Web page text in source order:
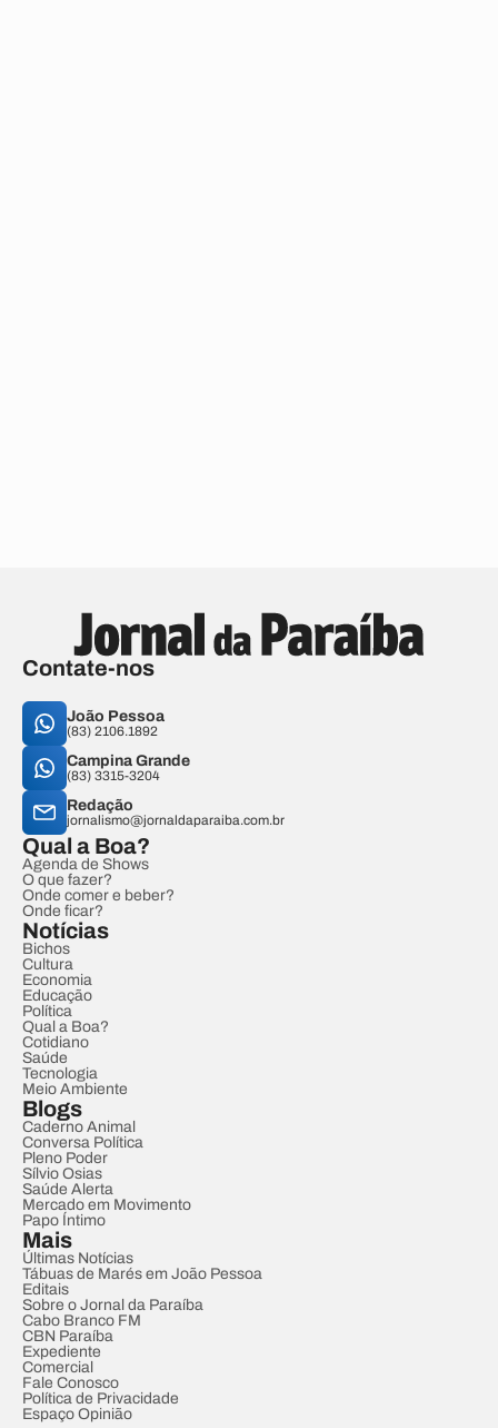
Contate-nos
João Pessoa
(83) 2106.1892
Campina Grande
(83) 3315-3204
Redação
jornalismo@jornaldaparaiba.com.br
Qual a Boa?
Agenda de Shows
O que fazer?
Onde comer e beber?
Onde ficar?
Notícias
Bichos
Cultura
Economia
Educação
Política
Qual a Boa?
Cotidiano
Saúde
Tecnologia
Meio Ambiente
Blogs
Caderno Animal
Conversa Política
Pleno Poder
Sílvio Osias
Saúde Alerta
Mercado em Movimento
Papo Íntimo
Mais
Últimas Notícias
Tábuas de Marés em João Pessoa
Editais
Sobre o Jornal da Paraíba
Cabo Branco FM
CBN Paraíba
Expediente
Comercial
Fale Conosco
Política de Privacidade
Espaço Opinião